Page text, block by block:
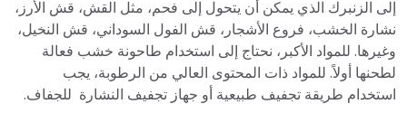
إلى الزنبرك الذي يمكن أن يتحول إلى فحم، مثل القش، قش الأرز،
نشارة الخشب، فروع الأشجار، قش الفول السوداني، قش النخيل،
وغيرها. للمواد الأكبر، نحتاج إلى استخدام طاحونة خشب فعالة
لطحنها أولاً. للمواد ذات المحتوى العالي من الرطوبة، يجب
استخدام طريقة تجفيف طبيعية أو جهاز تجفيف النشارة للجفاف.